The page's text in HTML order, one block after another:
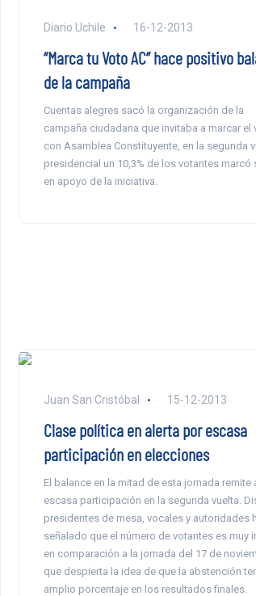
Diario Uchile 16-12-2013
“Marca tu Voto AC” hace positivo
de la campaña
Cuentas alegres sacó la organización de la
campaña ciudadana que invitaba a marcar el
con Asamblea Constituyente, en la segunda
presidencial un 10,3% de los votantes marcó
en apoyo de la iniciativa.
Juan San Cristóbal 15-12-2013
Clase política en alerta por escasa
participación en elecciones
El balance en la mitad de esta jornada remite
escasa participación en la segunda vuelta.
presidentes de mesa, vocales y autoridades
señalado que el número de votantes es muy
en comparación a la jornada del 17 de
que despierta la idea de que la abstención
amplio porcentaje en los resultados finales.